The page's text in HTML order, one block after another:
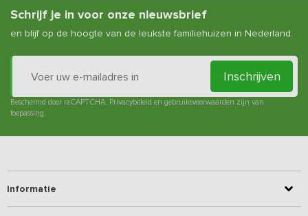
Schrijf je in voor onze nieuwsbrief
en blijf op de hoogte van de leukste familiehuizen in Nederland.
Inschrijven
Beschermd door reCAPTCHA. Privacybeleid en gebruiksvoorwaarden zijn van
toepassing.
Informatie